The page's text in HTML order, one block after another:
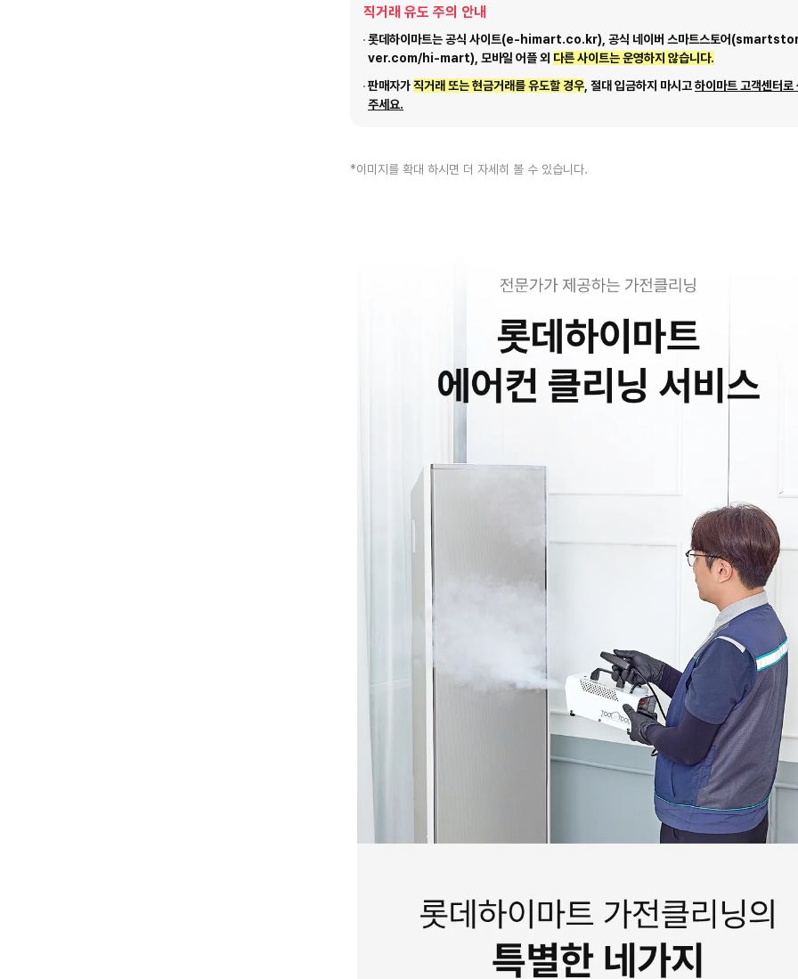
직거래 유도 주의 안내
롯데하이마트는 공식 사이트(e-himart.co.kr), 공식 네이버 스마트스토어
ver.com/hi-mart), 모바일 어플 외 다른 사이트는 운영하지 않습니다.
판매자가직거래 또는 현금거래를 유도할 경우, 절대 입금하지 마시고하이마트 고객센터로
주세요.
*이미지를 확대 하시면 더 자세히 볼 수 있습니다.